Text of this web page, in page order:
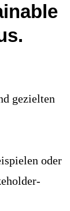
gezielten
oder